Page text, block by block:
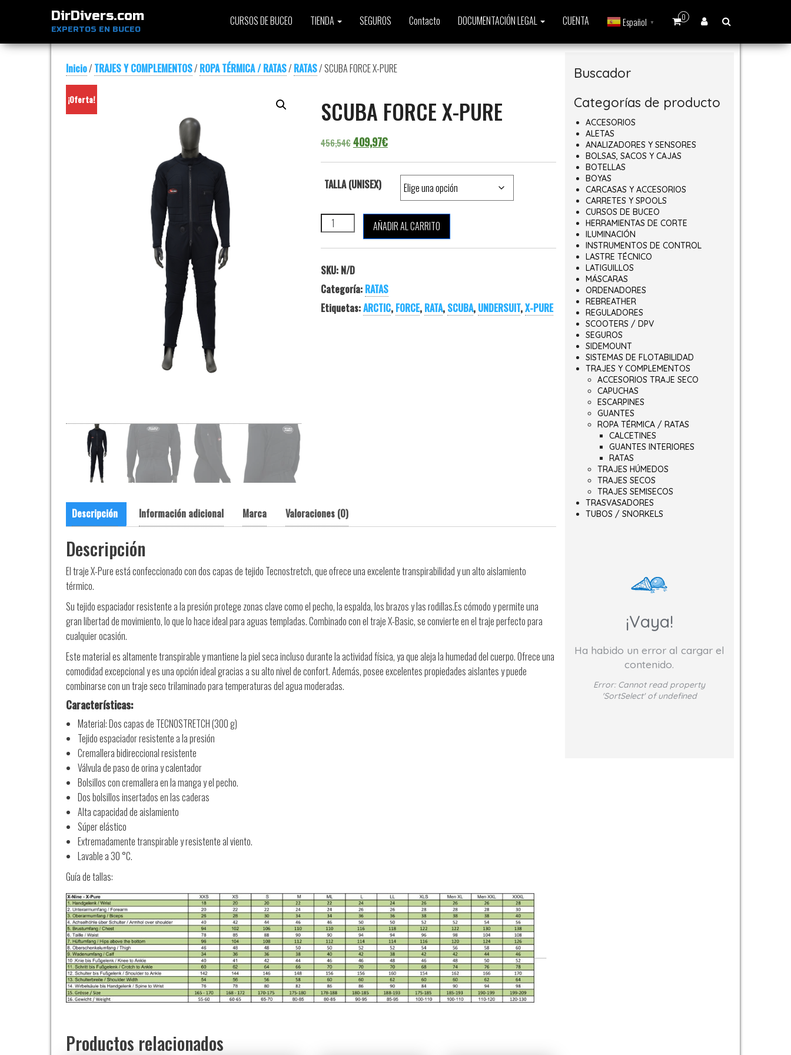
DirDivers.com
EXPERTOS EN BUCEO
0
CURSOS DE BUCEO TIENDA SEGUROS Contacto DOCUMENTACIÓN LEGAL CUENTA Español ▼
Inicio/ TRAJES Y COMPLEMENTOS/ ROPA TÉRMICA / RATAS/ RATAS/ SCUBA FORCE X-PURE
¡Oferta! SCUBA FORCE X-PURE
456,54€El precio original era: 456,54€.
409,97€El precio actual es: 409,97€.
TALLA (UNISEX)
SCUBA FORCE X-PURE cantidad
AÑADIR AL CARRITO
SKU: N/D
Categoría: RATAS
Etiquetas:ARCTIC, FORCE, RATA, SCUBA, UNDERSUIT,X-PURE
Descripción Información adicional Marca Valoraciones (0)
Descripción
El traje X-Pure está confeccionado con dos capas de tejido Tecnostretch, que ofrece una excelente transpirabilidad y un alto aislamiento
térmico.
Su tejido espaciador resistente a la presión protege zonas clave como el pecho, la espalda, los brazos y las rodillas.Es cómodo y permite una
gran libertad de movimiento, lo que lo hace ideal para aguas templadas. Combinado con el traje X-Basic, se convierte en el traje perfecto para
cualquier ocasión.
Este material es altamente transpirable y mantiene la piel seca incluso durante la actividad física, ya que aleja la humedad del cuerpo. Ofrece una
comodidad excepcional y es una opción ideal gracias a su alto nivel de confort. Además, posee excelentes propiedades aislantes y puede
combinarse con un traje seco trilaminado para temperaturas del agua moderadas.
Características:
Material: Dos capas de TECNOSTRETCH (300 g)
Tejido espaciador resistente a la presión
Cremallera bidireccional resistente
Válvula de paso de orina y calentador
Bolsillos con cremallera en la manga y el pecho.
Dos bolsillos insertados en las caderas
Alta capacidad de aislamiento
Súper elástico
Extremadamente transpirable y resistente al viento.
Lavable a 30 °C.
Guía de tallas:
Productos relacionados
Buscador
Categorías de producto
ACCESORIOS
ALETAS
ANALIZADORES Y SENSORES
BOLSAS, SACOS Y CAJAS
BOTELLAS
BOYAS
CARCASAS Y ACCESORIOS
CARRETES Y SPOOLS
CURSOS DE BUCEO
HERRAMIENTAS DE CORTE
ILUMINACIÓN
INSTRUMENTOS DE CONTROL
LASTRE TÉCNICO
LATIGUILLOS
MÁSCARAS
ORDENADORES
REBREATHER
REGULADORES
SCOOTERS / DPV
SEGUROS
SIDEMOUNT
SISTEMAS DE FLOTABILIDAD
TRAJES Y COMPLEMENTOS
ACCESORIOS TRAJE SECO
CAPUCHAS
ESCARPINES
GUANTES
ROPA TÉRMICA / RATAS
CALCETINES
GUANTES INTERIORES
RATAS
TRAJES HÚMEDOS
TRAJES SECOS
TRAJES SEMISECOS
TRASVASADORES
TUBOS / SNORKELS
¡Vaya!
Ha habido un error al cargar el
contenido.
Error: Cannot read property
'SortSelect' of undefined